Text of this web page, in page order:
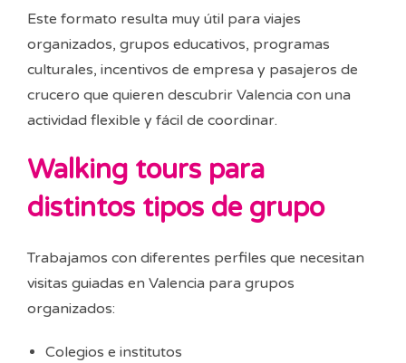
Este formato resulta muy útil para viajes
organizados, grupos educativos, programas
culturales, incentivos de empresa y pasajeros de
crucero que quieren descubrir Valencia con una
actividad flexible y fácil de coordinar.
Walking tours para
distintos tipos de grupo
Trabajamos con diferentes perfiles que necesitan
visitas guiadas en Valencia para grupos
organizados:
Colegios e institutos